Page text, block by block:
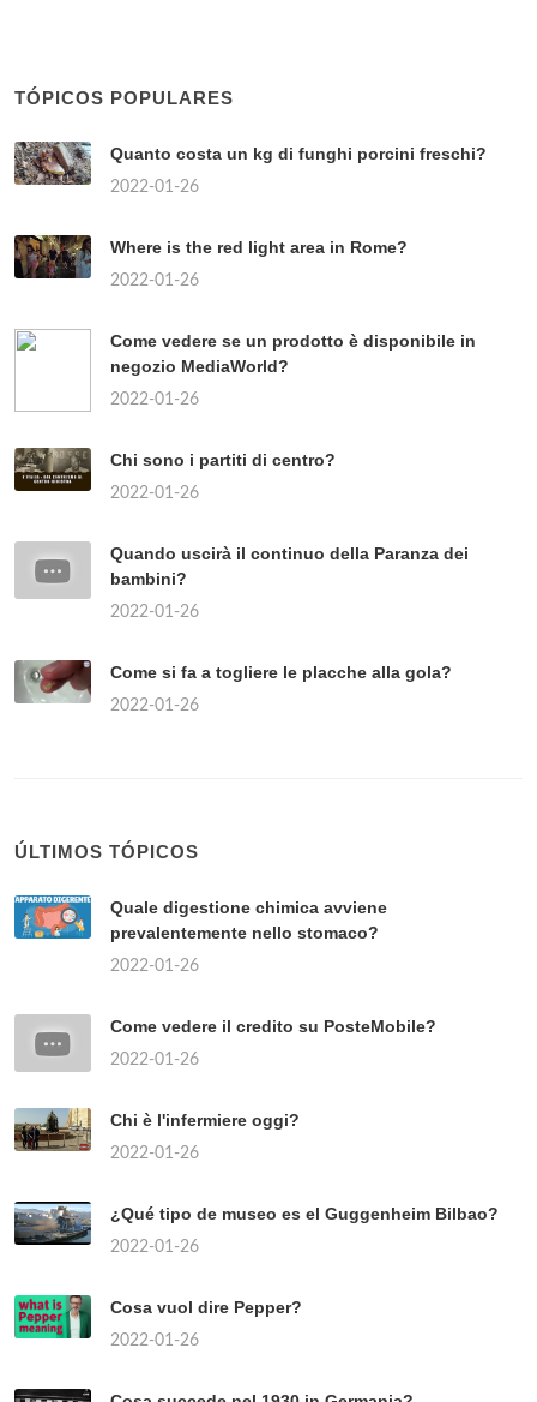
TÓPICOS POPULARES
Quanto costa un kg di funghi porcini freschi?
2022-01-26
Where is the red light area in Rome?
2022-01-26
Come vedere se un prodotto è disponibile in
negozio MediaWorld?
2022-01-26
Chi sono i partiti di centro?
2022-01-26
Quando uscirà il continuo della Paranza dei
bambini?
2022-01-26
Come si fa a togliere le placche alla gola?
2022-01-26
ÚLTIMOS TÓPICOS
Quale digestione chimica avviene
prevalentemente nello stomaco?
2022-01-26
Come vedere il credito su PosteMobile?
2022-01-26
Chi è l'infermiere oggi?
2022-01-26
¿Qué tipo de museo es el Guggenheim Bilbao?
2022-01-26
Cosa vuol dire Pepper?
2022-01-26